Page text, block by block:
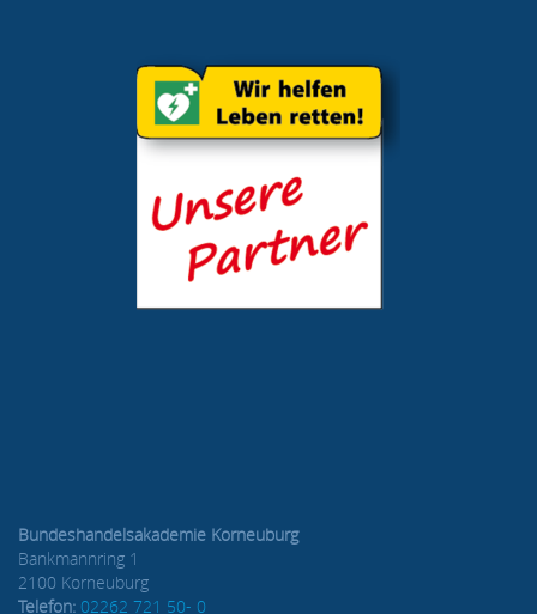
Bundeshandelsakademie Korneuburg
Bankmannring 1
2100 Korneuburg
Telefon: 02262 721 50- 0